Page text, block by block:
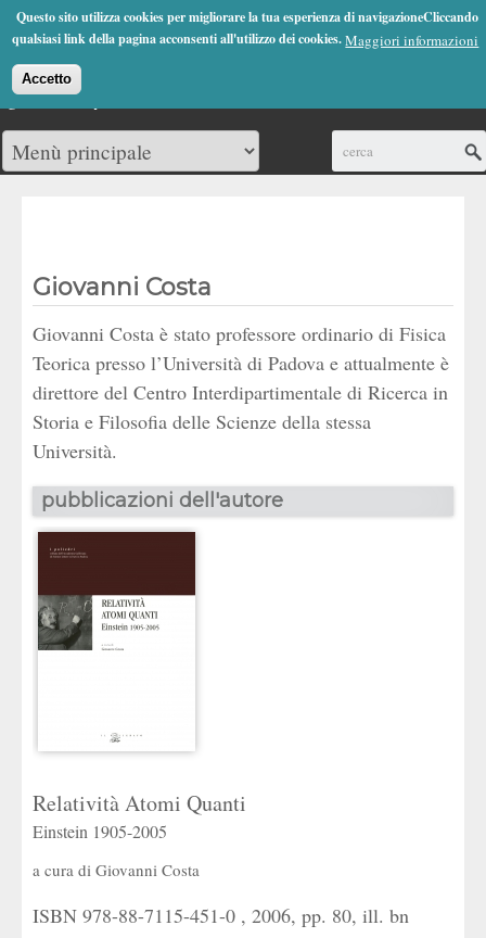
Questo sito utilizza cookies per migliorare la tua esperienza di navigazioneCliccando
qualsiasi link della pagina acconsenti all'utilizzo dei cookies.Maggiori informazioni
Accetto
Jump to Navigation
(0)
Giovanni Costa
Giovanni Costa è stato professore ordinario di Fisica
Teorica presso l’Università di Padova e attualmente è
direttore del Centro Interdipartimentale di Ricerca in
Storia e Filosofia delle Scienze della stessa
Università.
pubblicazioni dell'autore
Relatività Atomi Quanti
Einstein 1905-2005
a cura di Giovanni Costa
ISBN 978-88-7115-451-0 , 2006, pp. 80, ill. bn